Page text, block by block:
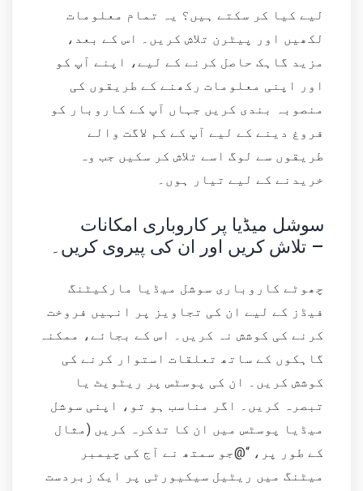
لیے کیا کر سکتے ہیں؟ یہ تمام معلومات
لکھیں اور پیٹرن تلاش کریں۔ اس کے بعد،
مزید گاہک حاصل کرنے کے لیے، اپنے آپ کو
اور اپنی معلومات رکھنے کے طریقوں کی
منصوبہ بندی کریں جہاں آپ کے کاروبار کو
فروغ دینے کے لیے آپ کے کم لاگت والے
طریقوں سے لوگ اسے تلاش کر سکیں جب وہ
خریدنے کے لیے تیار ہوں۔
تلاش کریں اور ان کی پیروی کریں۔ –
چھوٹے کاروباری سوشل میڈیا مارکیٹنگ
فیڈز کے لیے ان کی تجاویز پر انہیں فروخت
کرنے کی کوشش نہ کریں۔ اس کے بجائے، ممکنہ
گاہکوں کے ساتھ تعلقات استوار کرنے کی
کوشش کریں۔ ان کی پوسٹس پر ریٹویٹ یا
تبصرہ کریں۔ اگر مناسب ہو تو، اپنی سوشل
میڈیا پوسٹس میں ان کا تذکرہ کریں (مثال
کے طور پر، “@جو سمتھ نے آج کی چیمبر
میٹنگ میں ریٹیل سیکیورٹی پر ایک زبردست